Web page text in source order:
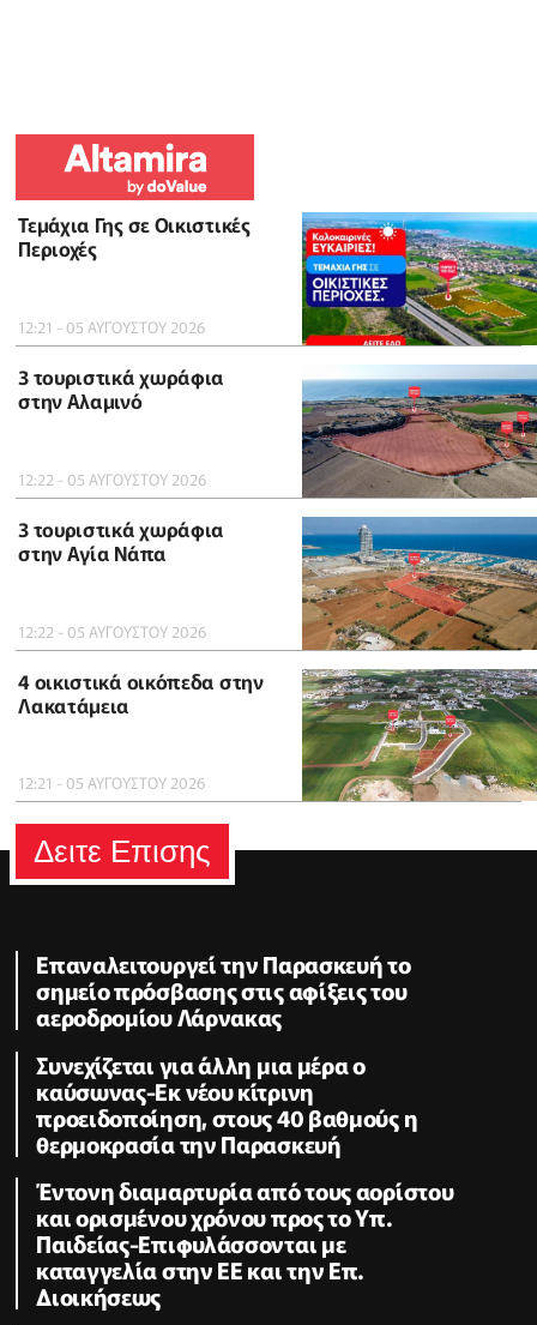
Τεμάχια Γης σε Οικιστικές
Περιοχές
12:21 - 05 ΑΥΓΟΥΣΤΟΥ 2026
3 τουριστικά χωράφια
στην Αλαμινό
12:22 - 05 ΑΥΓΟΥΣΤΟΥ 2026
3 τουριστικά χωράφια
στην Αγία Νάπα
12:22 - 05 ΑΥΓΟΥΣΤΟΥ 2026
4 οικιστικά οικόπεδα στην
Λακατάμεια
12:21 - 05 ΑΥΓΟΥΣΤΟΥ 2026
Δειτε Επισης
Επαναλειτουργεί την Παρασκευή το
σημείο πρόσβασης στις αφίξεις του
αεροδρομίου Λάρνακας
Συνεχίζεται για άλλη μια μέρα ο
καύσωνας-Εκ νέου κίτρινη
προειδοποίηση, στους 40 βαθμούς η
θερμοκρασία την Παρασκευή
Έντονη διαμαρτυρία από τους αορίστου
και ορισμένου χρόνου προς το Υπ.
Παιδείας-Επιφυλάσσονται με
καταγγελία στην ΕΕ και την Επ.
Διοικήσεως